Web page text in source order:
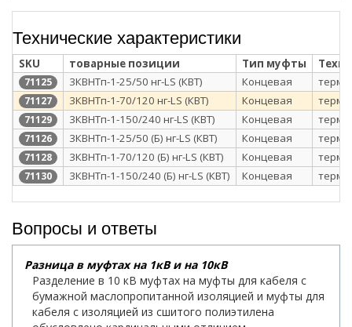
Технические характеристики
SKU товарные позиции Тип муфты
71125 3КВНТп-1-25/50 нг-LS (КВТ) Концевая
71127 3КВНТп-1-70/120 нг-LS (КВТ) Концевая
71129 3КВНТп-1-150/240 нг-LS (КВТ) Концевая
71126 3КВНТп-1-25/50 (Б) нг-LS (КВТ) Концевая
71128 3КВНТп-1-70/120 (Б) нг-LS (КВТ) Концевая
71130 3КВНТп-1-150/240 (Б) нг-LS (КВТ) Концевая
Вопросы и ответы
Разница в муфтах на 1кВ и на 10кВ
Разделение в 10 кВ муфтах на муфты для кабеля с
бумажной маслопропитанной изоляцией и муфты для
кабеля с изоляцией из сшитого полиэтилена